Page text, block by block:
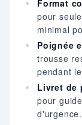
Format
pour
minimal
Poignée
trousse
pendant
Livret de
pour
d'urgence.